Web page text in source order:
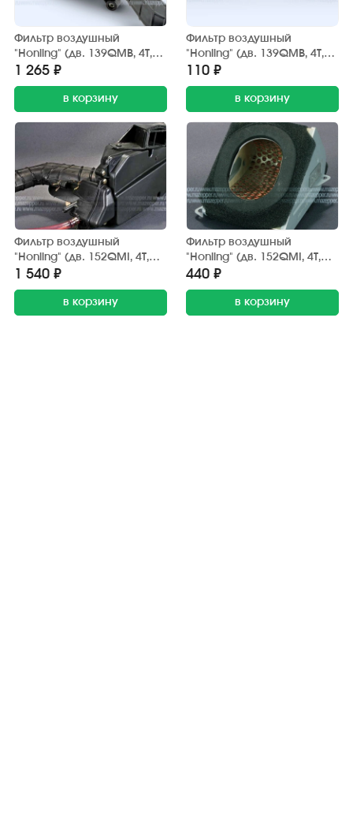
Фильтр воздушный
"Honling" (дв. 139QMB, 4Т,
50 см3) в сб. (с корпусом)
1 265 ₽
в корзину
Фильтр воздушный
"Honling" (дв. 139QMB, 4Т,
50 см3) элемент
110 ₽
в корзину
Фильтр воздушный
"Honling" (дв. 152QMI, 4Т,
125 см3) в сб. (с
1 540 ₽
в корзину
Фильтр воздушный
"Honling" (дв. 152QMI, 4Т,
125 см3) элемент (Китай)
440 ₽
в корзину